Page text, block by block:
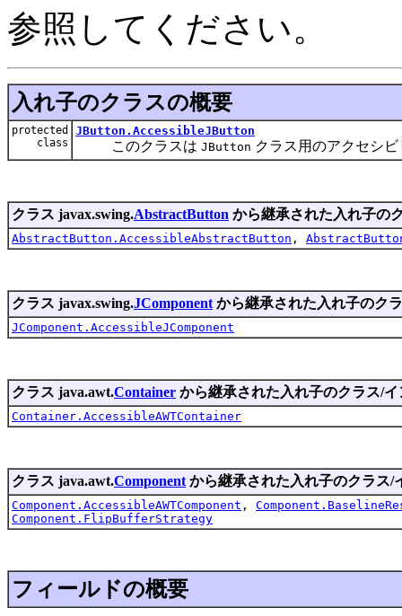
参照してください。
入れ子のクラスの概要
protected
class
JButton.AccessibleJButton
このクラスは JButton クラス用のアクセシ
クラス javax.swing.AbstractButton から継承された入れ子の
AbstractButton.AccessibleAbstractButton ,
クラス javax.swing.JComponent から継承された入れ子のク
JComponent.AccessibleJComponent
クラス java.awt.Container から継承された入れ子のクラス/
Container.AccessibleAWTContainer
クラス java.awt.Component から継承された入れ子のクラス/
Component.AccessibleAWTComponent ,
Component.FlipBufferStrategy
フィールドの概要